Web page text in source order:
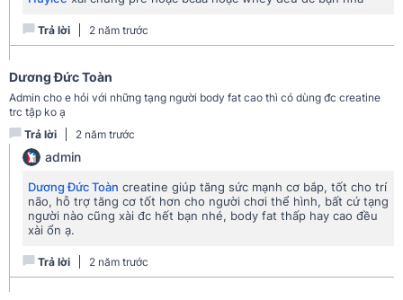
Nhà máy sản xuất Amix Creapure của Alzchem Trostberg GmbH
Amix Creatine Monohydrate Creapure 300g được tối ưu công
thức nhờ áp dụng công nghệ siêu nghiền nhỏ Super Micronized.
Trả lời 2 năm trước
Dương Đức Toàn
Admin cho e hỏi với những tạng người body fat cao thì có dùng đc creatine
trc tập ko ạ
Trả lời
2 năm trước
admin
Dương Đức Toàn creatine giúp tăng sức mạnh cơ bắp, tốt cho trí
não, hỗ trợ tăng cơ tốt hơn cho người chơi thể hình, bất cứ tạng
người nào cũng xài đc hết bạn nhé, body fat thấp hay cao đều
xài ổn ạ.
Trả lời 2 năm trước